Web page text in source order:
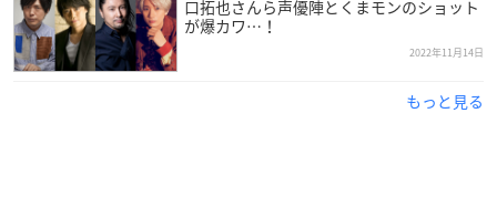
ピース（S/M/L各サイズ1ペア）、ステッカー
※Mサイズは購入時に装着済み
口拓也さんら声優陣とくまモンのショット
が爆カワ…！
2022年11月14日
もっと見る